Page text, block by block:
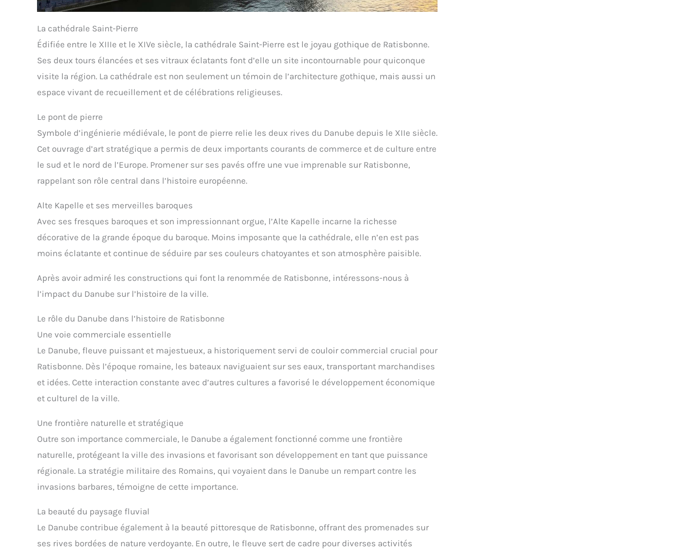
La cathédrale Saint-Pierre
Édifiée entre le XIIIe et le XIVe siècle, la cathédrale Saint-Pierre est le joyau gothique de Ratisbonne.
Ses deux tours élancées et ses vitraux éclatants font d’elle un site incontournable pour quiconque
visite la région. La cathédrale est non seulement un témoin de l’architecture gothique, mais aussi un
espace vivant de recueillement et de célébrations religieuses.
Le pont de pierre
Symbole d’ingénierie médiévale, le pont de pierre relie les deux rives du Danube depuis le XIIe siècle.
Cet ouvrage d’art stratégique a permis de deux importants courants de commerce et de culture entre
le sud et le nord de l’Europe. Promener sur ses pavés offre une vue imprenable sur Ratisbonne,
rappelant son rôle central dans l’histoire européenne.
Alte Kapelle et ses merveilles baroques
Avec ses fresques baroques et son impressionnant orgue, l’Alte Kapelle incarne la richesse
décorative de la grande époque du baroque. Moins imposante que la cathédrale, elle n’en est pas
moins éclatante et continue de séduire par ses couleurs chatoyantes et son atmosphère paisible.
Après avoir admiré les constructions qui font la renommée de Ratisbonne, intéressons-nous à
l’impact du Danube sur l’histoire de la ville.
Le rôle du Danube dans l’histoire de Ratisbonne
Une voie commerciale essentielle
Le Danube, fleuve puissant et majestueux, a historiquement servi de couloir commercial crucial pour
Ratisbonne. Dès l’époque romaine, les bateaux naviguaient sur ses eaux, transportant marchandises
et idées. Cette interaction constante avec d’autres cultures a favorisé le développement économique
et culturel de la ville.
Une frontière naturelle et stratégique
Outre son importance commerciale, le Danube a également fonctionné comme une frontière
naturelle, protégeant la ville des invasions et favorisant son développement en tant que puissance
régionale. La stratégie militaire des Romains, qui voyaient dans le Danube un rempart contre les
invasions barbares, témoigne de cette importance.
La beauté du paysage fluvial
Le Danube contribue également à la beauté pittoresque de Ratisbonne, offrant des promenades sur
ses rives bordées de nature verdoyante. En outre, le fleuve sert de cadre pour diverses activités